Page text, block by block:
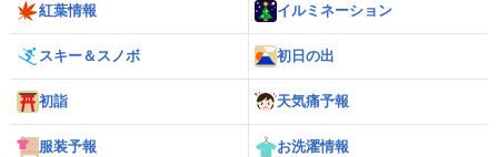
紅葉情報 イルミネーション
スキー＆スノボ 初日の出
初詣 天気痛予報
服装予報 お洗濯情報